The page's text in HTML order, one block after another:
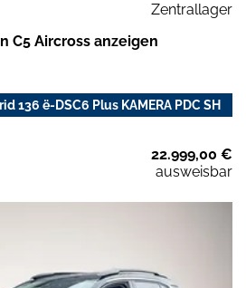
Zentrallager
C5 Aircross anzeigen
136 ë-DSC6 Plus KAMERA PDC SH
22.999,00 €
ausweisbar